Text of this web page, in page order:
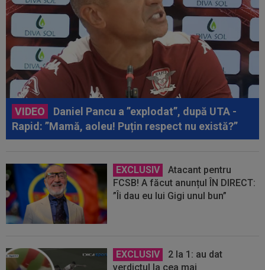
VIDEO
Daniel Pancu a ”explodat”, după UTA -
Rapid: ”Mamă, aoleu! Puțin respect nu există?”
EXCLUSIV
Atacant pentru
FCSB! A făcut anunțul ÎN DIRECT:
”Îi dau eu lui Gigi unul bun”
EXCLUSIV
2 la 1: au dat
verdictul la cea mai